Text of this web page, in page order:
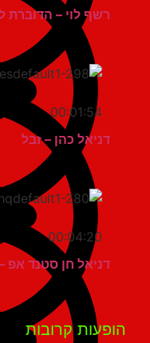
רשף לוי – הדוברת
00:01:54
דניאל כהן – זבל
00:04:20
דניאל חן סטנד אפ –
קרובות